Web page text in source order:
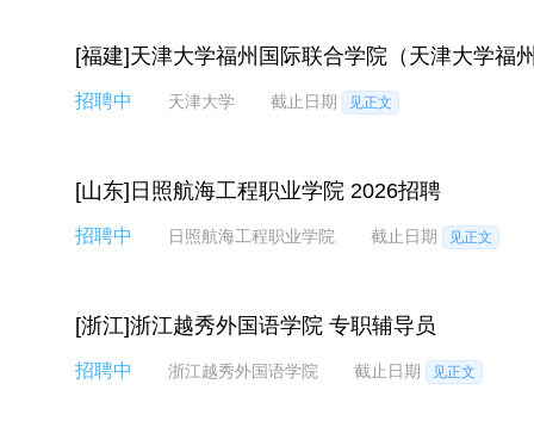
[福建]天津大学福州国际联合学院（天津大学福
招聘中 天津大学 截止日期 见正文
[山东]日照航海工程职业学院 2026招聘
招聘中 日照航海工程职业学院 截止日期 见正文
[浙江]浙江越秀外国语学院 专职辅导员
招聘中 浙江越秀外国语学院 截止日期 见正文